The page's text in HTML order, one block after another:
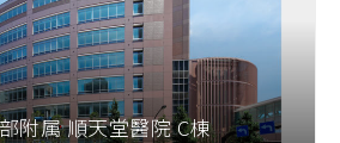
附属 順天堂醫院 C棟